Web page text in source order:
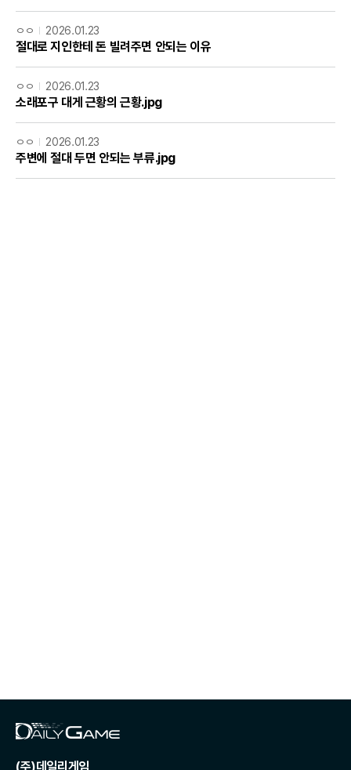
ㅇㅇ 2026.01.23
절대로 지인한테 돈 빌려주면 안되는 이유
ㅇㅇ 2026.01.23
소래포구 대게 근황의 근황.jpg
ㅇㅇ 2026.01.23
주변에 절대 두면 안되는 부류.jpg
(주)데일리게임